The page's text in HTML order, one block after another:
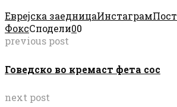
Еврејска заедницаИнстаграмПост
ФоксСподели00
previous post
Говедско во кремаст фета сос
next post